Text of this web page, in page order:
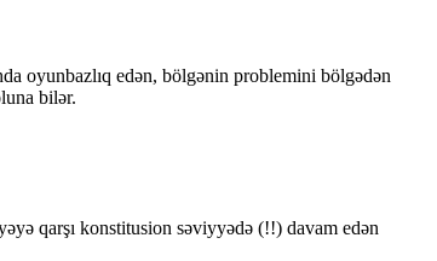
oyunbazlıq edən, bölgənin problemini bölgədən
bilər.
qarşı konstitusion səviyyədə (!!) davam edən